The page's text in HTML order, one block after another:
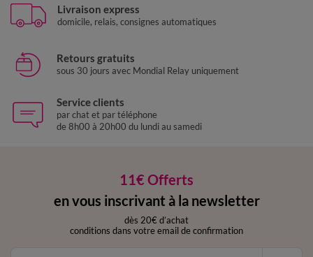
Livraison express
domicile, relais, consignes automatiques
Retours gratuits
sous 30 jours avec Mondial Relay uniquement
Service clients
par chat et par téléphone
de 8h00 à 20h00 du lundi au samedi
11€ Offerts
en vous inscrivant à la newsletter
dès 20€ d’achat
conditions dans votre email de confirmation